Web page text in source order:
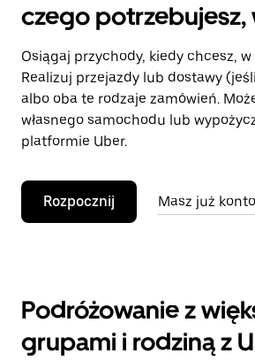
czego potrzebujesz,
Osiągaj przychody, kiedy chcesz,
Realizuj przejazdy lub dostawy
albo oba te rodzaje zamówień.
własnego samochodu lub
platformie Uber.
Rozpocznij Masz już
Podróżowanie z
grupami i rodziną z